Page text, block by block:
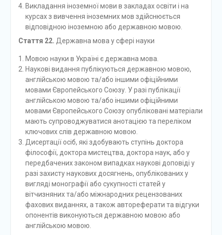
Викладання іноземної мови в закладах освіти і на
курсах з вивчення іноземних мов здійснюється
відповідною іноземною або державною мовою.
Стаття 22. Державна мова у сфері науки
Мовою науки в Україні є державна мова.
Наукові видання публікуються державною мовою,
англійською мовою та/або іншими офіційними
мовами Європейського Союзу. У разі публікації
англійською мовою та/або іншими офіційними
мовами Європейського Союзу опубліковані матеріали
мають супроводжуватися анотацією та переліком
ключових слів державною мовою.
Дисертації осіб, які здобувають ступінь доктора
філософії, доктора мистецтва, доктора наук, або у
передбачених законом випадках наукові доповіді у
разі захисту наукових досягнень, опублікованих у
вигляді монографії або сукупності статей у
вітчизняних та/або міжнародних рецензованих
фахових виданнях, а також автореферати та відгуки
опонентів виконуються державною мовою або
англійською мовою.